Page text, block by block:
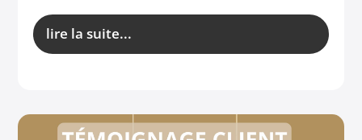
lire la suite...